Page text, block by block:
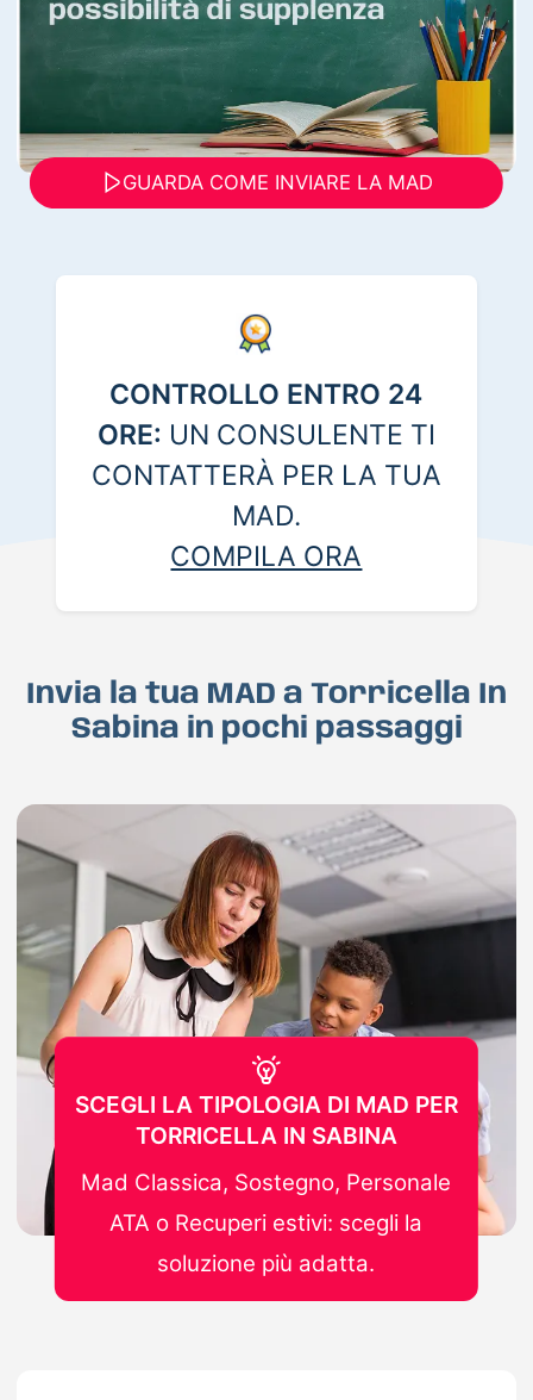
GUARDA COME INVIARE LA MAD
CONTROLLO ENTRO 24
ORE: UN CONSULENTE TI
CONTATTERÀ PER LA TUA
MAD.
COMPILA ORA
Invia la tua MAD a Torricella In
Sabina in pochi passaggi
SCEGLI LA TIPOLOGIA DI MAD PER
TORRICELLA IN SABINA
Mad Classica, Sostegno, Personale
ATA o Recuperi estivi: scegli la
soluzione più adatta.